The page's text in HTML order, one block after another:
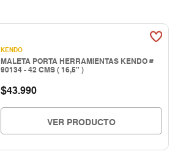
KENDO
MALETA PORTA HERRAMIENTAS KENDO #
90134 - 42 CMS ( 16,5" )
$43.990
VER PRODUCTO